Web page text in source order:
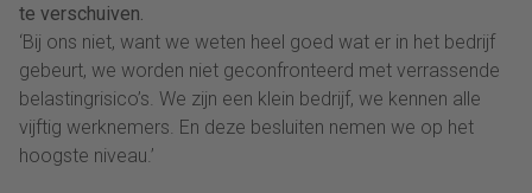
te verschuiven.
‘Bij ons niet, want we weten heel goed wat er in het bedrijf
gebeurt, we worden niet geconfronteerd met verrassende
belastingrisico’s. We zijn een klein bedrijf, we kennen alle
vijftig werknemers. En deze besluiten nemen we op het
hoogste niveau.’